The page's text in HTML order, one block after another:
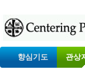
향심기도 관상